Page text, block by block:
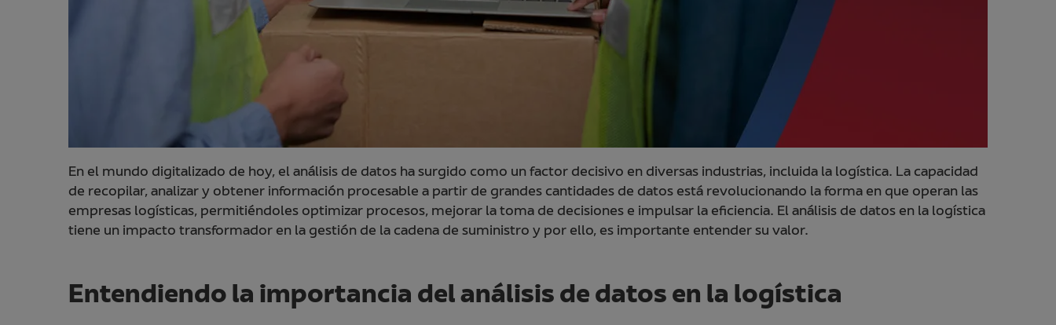
En el mundo digitalizado de hoy, el análisis de datos ha surgido como un factor decisivo en diversas industrias, incluida la logística. La capacidad
de recopilar, analizar y obtener información procesable a partir de grandes cantidades de datos está revolucionando la forma en que operan las
empresas logísticas, permitiéndoles optimizar procesos, mejorar la toma de decisiones e impulsar la eficiencia. El análisis de datos en la logística
tiene un impacto transformador en la gestión de la cadena de suministro y por ello, es importante entender su valor.
Entendiendo la importancia del análisis de datos en la logística